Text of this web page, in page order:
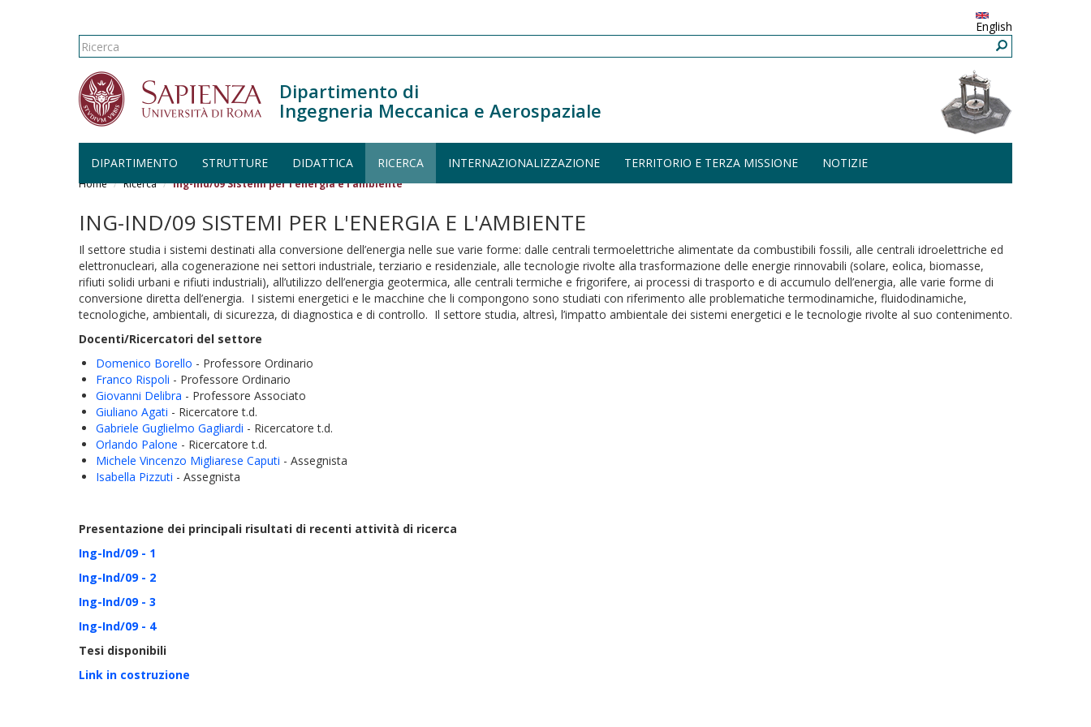
Salta al contenuto principale
English
Form di ricerca
Ricerca
Dipartimento di
Ingegneria Meccanica e Aerospaziale
DIPARTIMENTO STRUTTURE DIDATTICA RICERCA INTERNAZIONALIZZAZIONE TERRITORIO E TERZA MISSIONE NOTIZIE
Home Ricerca Ing-Ind/09 Sistemi per l'energia e l'ambiente
ING-IND/09 SISTEMI PER L'ENERGIA E L'AMBIENTE
Il settore studia i sistemi destinati alla conversione dell’energia nelle sue varie forme: dalle centrali termoelettriche alimentate da combustibili fossili, alle centrali idroelettriche ed
elettronucleari, alla cogenerazione nei settori industriale, terziario e residenziale, alle tecnologie rivolte alla trasformazione delle energie rinnovabili (solare, eolica, biomasse,
rifiuti solidi urbani e rifiuti industriali), all’utilizzo dell’energia geotermica, alle centrali termiche e frigorifere, ai processi di trasporto e di accumulo dell’energia, alle varie forme di
conversione diretta dell’energia. I sistemi energetici e le macchine che li compongono sono studiati con riferimento alle problematiche termodinamiche, fluidodinamiche,
tecnologiche, ambientali, di sicurezza, di diagnostica e di controllo. Il settore studia, altresì, l’impatto ambientale dei sistemi energetici e le tecnologie rivolte al suo contenimento.
Docenti/Ricercatori del settore
Domenico Borello - Professore Ordinario
Franco Rispoli - Professore Ordinario
Giovanni Delibra - Professore Associato
Giuliano Agati - Ricercatore t.d.
Gabriele Guglielmo Gagliardi - Ricercatore t.d.
Orlando Palone - Ricercatore t.d.
Michele Vincenzo Migliarese Caputi - Assegnista
Isabella Pizzuti - Assegnista
Presentazione dei principali risultati di recenti attività di ricerca
Ing-Ind/09 - 1
Ing-Ind/09 - 2
Ing-Ind/09 - 3
Ing-Ind/09 - 4
Tesi disponibili
Link in costruzione